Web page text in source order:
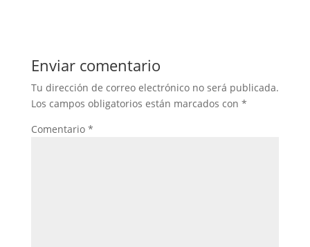
Enviar comentario
Tu dirección de correo electrónico no será publicada.
Los campos obligatorios están marcados con *
Comentario *